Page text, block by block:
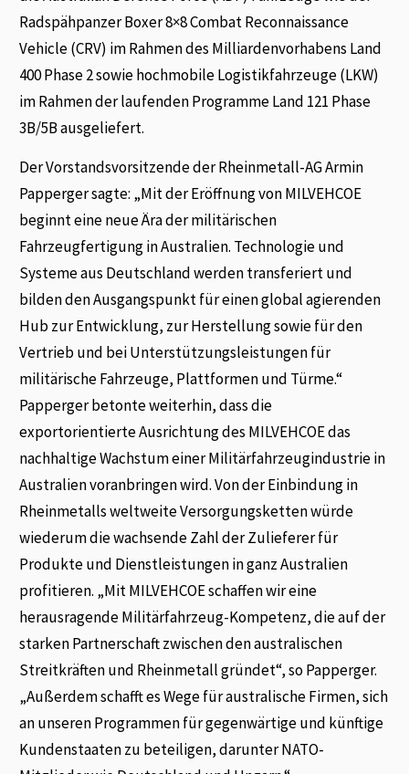
Radspähpanzer Boxer 8×8 Combat Reconnaissance
Vehicle (CRV) im Rahmen des Milliardenvorhabens Land
400 Phase 2 sowie hochmobile Logistikfahrzeuge (LKW)
im Rahmen der laufenden Programme Land 121 Phase
3B/5B ausgeliefert.
Der Vorstandsvorsitzende der Rheinmetall-AG Armin
Papperger sagte: „Mit der Eröffnung von MILVEHCOE
beginnt eine neue Ära der militärischen
Fahrzeugfertigung in Australien. Technologie und
Systeme aus Deutschland werden transferiert und
bilden den Ausgangspunkt für einen global agierenden
Hub zur Entwicklung, zur Herstellung sowie für den
Vertrieb und bei Unterstützungsleistungen für
militärische Fahrzeuge, Plattformen und Türme.“
Papperger betonte weiterhin, dass die
exportorientierte Ausrichtung des MILVEHCOE das
nachhaltige Wachstum einer Militärfahrzeugindustrie in
Australien voranbringen wird. Von der Einbindung in
Rheinmetalls weltweite Versorgungsketten würde
wiederum die wachsende Zahl der Zulieferer für
Produkte und Dienstleistungen in ganz Australien
profitieren. „Mit MILVEHCOE schaffen wir eine
herausragende Militärfahrzeug-Kompetenz, die auf der
starken Partnerschaft zwischen den australischen
Streitkräften und Rheinmetall gründet“, so Papperger.
„Außerdem schafft es Wege für australische Firmen, sich
an unseren Programmen für gegenwärtige und künftige
Kundenstaaten zu beteiligen, darunter NATO-